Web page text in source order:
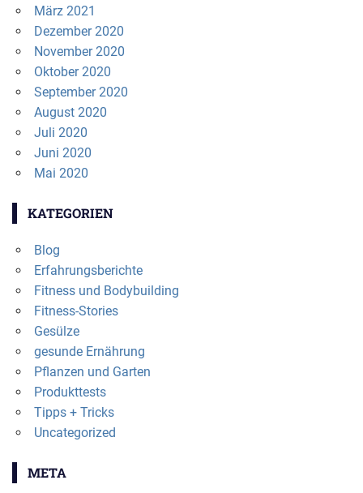
März 2021
Dezember 2020
November 2020
Oktober 2020
September 2020
August 2020
Juli 2020
Juni 2020
Mai 2020
KATEGORIEN
Blog
Erfahrungsberichte
Fitness und Bodybuilding
Fitness-Stories
Gesülze
gesunde Ernährung
Pflanzen und Garten
Produkttests
Tipps + Tricks
Uncategorized
META